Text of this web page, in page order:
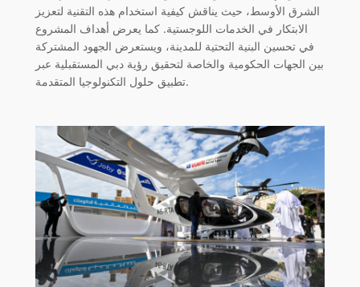
الشرق الأوسط، حيث يناقش كيفية استخدام هذه التقنية لتعزيز
الابتكار في الخدمات اللوجستية. كما يعرض أهداف المشروع
في تحسين البنية التحتية للمدينة، ويستعرض الجهود المشتركة
بين الجهات الحكومية والخاصة لتحقيق رؤية دبي المستقبلية عبر
تطبيق حلول التكنولوجيا المتقدمة.